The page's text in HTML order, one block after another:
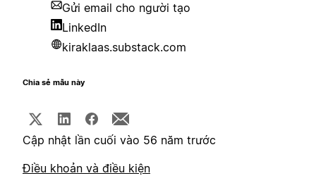
Gửi email cho người tạo
LinkedIn
kiraklaas.substack.com
Chia sẻ mẫu này
Cập nhật lần cuối vào 56 năm trước
Điều khoản và điều kiện